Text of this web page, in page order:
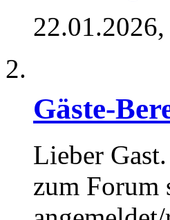
22.01.2026,
Gäste-
Lieber
zum Forum